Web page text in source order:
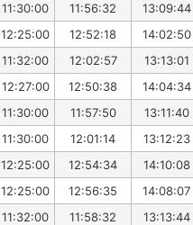
11:30:00 11:56:32
13:09:44
12:25:00 12:52:18
14:02:50
11:32:00 12:02:57
13:13:01
12:27:00 12:50:38
14:04:34
11:30:00 11:57:50
13:11:40
11:30:00 12:01:14
13:12:23
12:25:00 12:54:34
14:10:08
12:25:00 12:56:35
14:08:07
11:32:00 11:58:32
13:13:44